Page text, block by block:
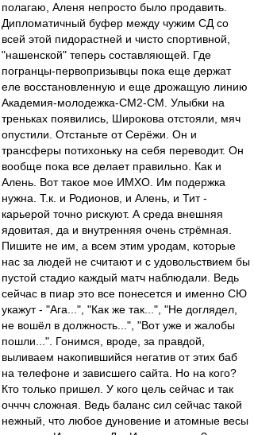
полагаю, Аленя непросто было продавить.
Дипломатичный буфер между чужим СД со
всей этой пидорастней и чисто спортивной,
"нашенской" теперь составляющей. Где
погранцы-первопризывцы пока еще держат
еле восстановленную и еще дрожащую линию
Академия-молодежка-СМ2-СМ. Улыбки на
треньках появились, Широкова отстояли, мяч
опустили. Отстаньте от Серёжи. Он и
трансферы потихоньку на себя переводит. Он
вообще пока все делает правильно. Как и
Алень. Вот такое мое ИМХО. Им подержка
нужна. Т.к. и Родионов, и Алень, и Тит -
карьерой точно рискуют. А среда внешняя
ядовитая, да и внутренняя очень стрёмная.
Пишите не им, а всем этим уродам, которые
нас за людей не считают и с удовольствием бы
пустой стадио каждый матч наблюдали. Ведь
сейчас в пиар это все понесется и именно СЮ
укажут - "Ага...", "Как же так...", "Не доглядел,
не вошёл в должность...", "Вот уже и жалобы
пошли...". Гонимся, вроде, за правдой,
выливаем накопившийся негатив от этих баб
на телефоне и зависшего сайта. Но на кого?
Кто только пришел. У кого цель сейчас и так
очччч сложная. Ведь баланс сил сейчас такой
нежный, что любое дуновение и атомные весы